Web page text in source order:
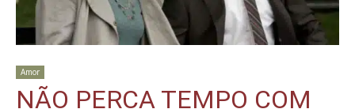
Amor
NÃO PERCA TEMPO COM